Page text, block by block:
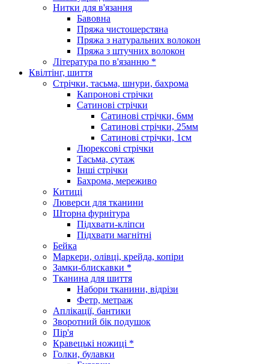
Нитки для в'язання
Бавовна
Пряжа чистошерстяна
Пряжа з натуральних волокон
Пряжа з штучних волокон
Література по в'язанню *
Квілтінг, шиття
Стрічки, тасьма, шнури, бахрома
Капронові стрічки
Сатинові стрічки
Сатинові стрічки, 6мм
Сатинові стрічки, 25мм
Сатинові стрічки, 1см
Люрексові стрічки
Тасьма, сутаж
Інші стрічки
Бахрома, мереживо
Китиці
Люверси для тканини
Шторна фурнітура
Підхвати-кліпси
Підхвати магнітні
Бейка
Маркери, олівці, крейда, копіри
Замки-блискавки *
Тканина для шиття
Набори тканини, відрізи
Фетр, метраж
Аплікації, бантики
Зворотний бік подушок
Пір'я
Кравецькі ножиці *
Голки, булавки